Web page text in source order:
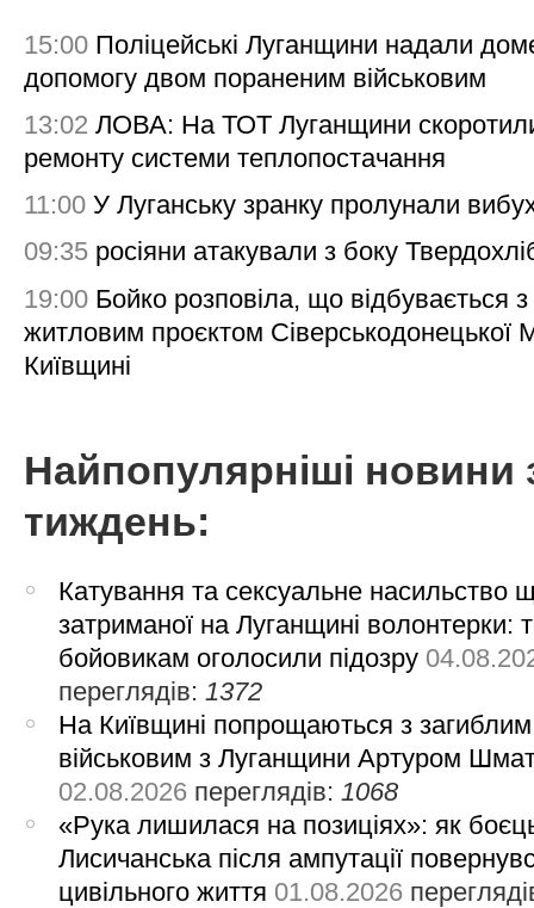
15:00 Поліцейські Луганщини надали
допомогу двом пораненим військовим
13:02 ЛОВА: На ТОТ Луганщини
ремонту системи теплопостачання
11:00 У Луганську зранку пролунали
09:35 росіяни атакували з боку
19:00 Бойко розповіла, що відбувається з
житловим проєктом Сіверськодонецької
Київщині
Найпопулярніші новини
тиждень:
Катування та сексуальне насильство
затриманої на Луганщині волонтерки:
бойовикам оголосили підозру
переглядів: 1372
На Київщині попрощаються з загиблим
військовим з Луганщини Артуром
02.08.2026 переглядів: 1068
«Рука лишилася на позиціях»: як
Лисичанська після ампутації
цивільного життя 01.08.2026